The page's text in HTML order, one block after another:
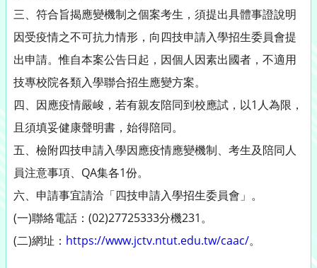
三、符合旨揭應變機制之個案考生，須提出具體事證說明
因受疫情之不可抗力情形，向四技申請入學招生委員會提
出申請。惟自本案公告日起，因個人因素出國者，不適用
技專校院各類入學聯合招生應變方案。
四、因應疫情嚴峻，若有親友陪同到校應試，以1人為限，
且須填妥健康聲明書，始得陪同。
五、檢附四技申請入學因應疫情應變機制、考生及陪同人
員注意事項、QA集各1份。
六、申請事宜請洽「四技申請入學招生委員會」。
(一)聯絡電話：(02)27725333分機231。
(二)網址： https://www.jctv.ntut.edu.tw/caac/。